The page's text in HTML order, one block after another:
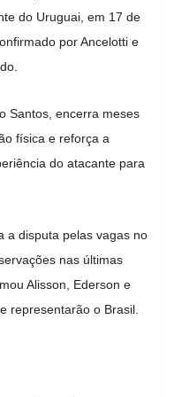
do Uruguai, em 17 de
por Ancelotti e
Santos, encerra meses
física e reforça a
do atacante para
a disputa pelas vagas no
nas últimas
Alisson, Ederson e
representarão o Brasil.